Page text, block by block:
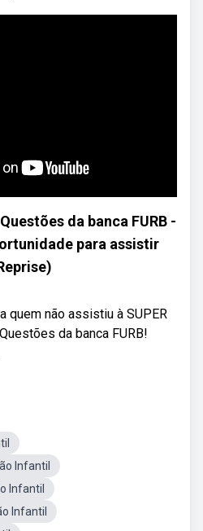
da banca FURB -
para assistir
quem não assistiu à SUPER
da banca FURB!
Infantil
Infantil
Infantil